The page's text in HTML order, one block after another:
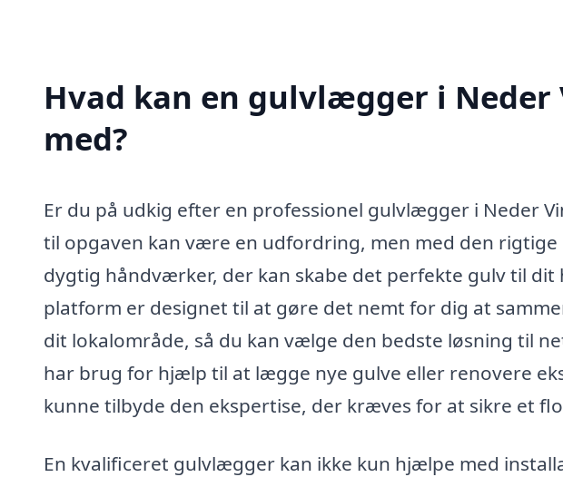
Hvad kan en gulvlægger i
med?
Er du på udkig efter en professionel gulvlægger i Neder
til opgaven kan være en udfordring, men med den
dygtig håndværker, der kan skabe det perfekte gulv til dit
platform er designet til at gøre det nemt for dig at
dit lokalområde, så du kan vælge den bedste løsning til
har brug for hjælp til at lægge nye gulve eller renovere
kunne tilbyde den ekspertise, der kræves for at sikre et
En kvalificeret gulvlægger kan ikke kun hjælpe med